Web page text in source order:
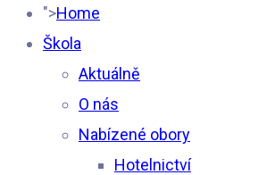
characters for results.
">Home
Škola
Aktuálně
O nás
Nabízené obory
Hotelnictví